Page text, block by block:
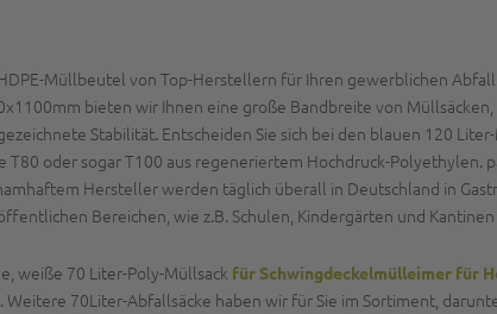
Müllbeutel von Top-Herstellern für Ihren gewerblichen
bieten wir Ihnen eine große Bandbreite von
Stabilität. Entscheiden Sie sich bei den blauen 120
oder sogar T100 aus regeneriertem Hochdruck-Polyethylen.
Hersteller werden täglich überall in Deutschland in
Bereichen, wie z.B. Schulen, Kindergärten und
weiße 70 Liter-Poly-Müllsack für Schwingdeckelmülleimer für
70Liter-Abfallsäcke haben wir für Sie im Sortiment,